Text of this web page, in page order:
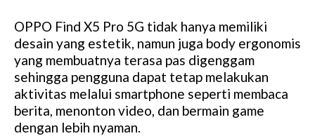
OPPO Find X5 Pro 5G tidak hanya memiliki
desain yang estetik, namun juga body ergonomis
yang membuatnya terasa pas digenggam
sehingga pengguna dapat tetap melakukan
aktivitas melalui smartphone seperti membaca
berita, menonton video, dan bermain game
dengan lebih nyaman.